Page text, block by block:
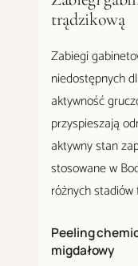
trądzikową
Zabiegi
niedostępnych
aktywność
przyspieszają
aktywny stan
stosowane w
różnych stadiów
Peeling
migdałowy